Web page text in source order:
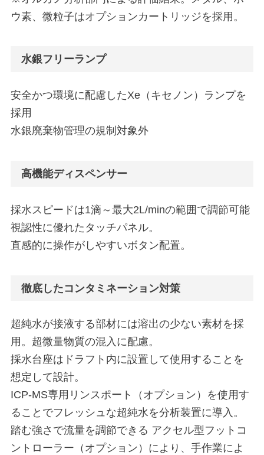
ウ素、微粒子はオプションカートリッジを採用。
水銀フリーランプ
安全かつ環境に配慮したXe（キセノン）ランプを
採用
水銀廃棄物管理の規制対象外
高機能ディスペンサー
採水スピードは1滴～最大2L/minの範囲で調節可能
視認性に優れたタッチパネル。
直感的に操作がしやすいボタン配置。
徹底したコンタミネーション対策
超純水が接液する部材には溶出の少ない素材を採
用。超微量物質の混入に配慮。
採水台座はドラフト内に設置して使用することを
想定して設計。
ICP-MS専用リンスポート（オプション）を使用す
ることでフレッシュな超純水を分析装置に導入。
踏む強さで流量を調節できる アクセル型フットコ
ントローラー（オプション）により、手作業によ